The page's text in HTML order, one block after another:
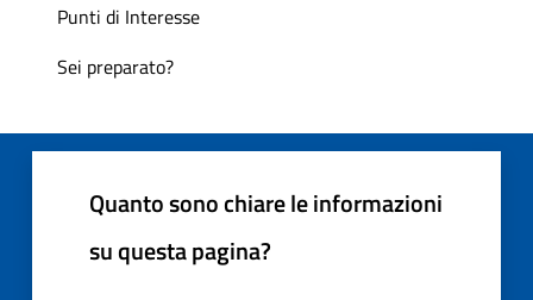
Punti di Interesse
Sei preparato?
Quanto sono chiare le informazioni
su questa pagina?